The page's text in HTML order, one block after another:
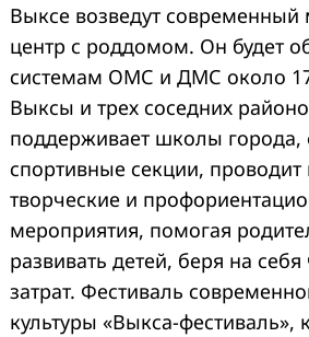
Выксе возведут современный
центр с роддомом. Он будет
системам ОМС и ДМС около
Выксы и трех соседних
поддерживает школы города,
спортивные секции, проводит
творческие и
мероприятия, помогая
развивать детей, беря на
затрат. Фестиваль
культуры «Выкса-фестиваль»,